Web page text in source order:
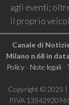
agli eventi;
il proprio
Canale di
Milano n.68 in
Policy- Note legali-
Copyright © 2025 |
P.IVA